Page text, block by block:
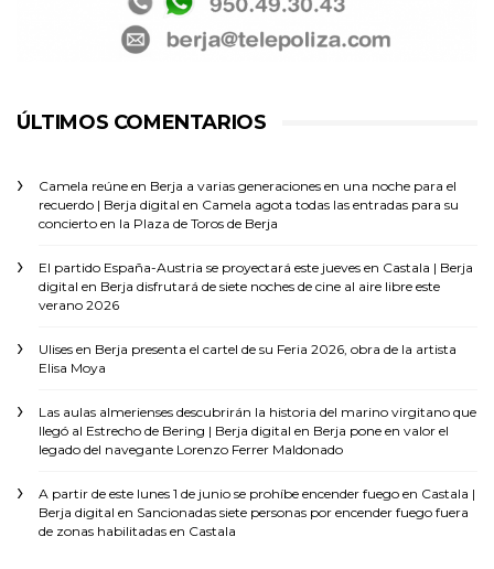
ÚLTIMOS COMENTARIOS
Camela reúne en Berja a varias generaciones en una noche para el
recuerdo | Berja digital en Camela agota todas las entradas para su
concierto en la Plaza de Toros de Berja
El partido España-Austria se proyectará este jueves en Castala | Berja
digital en Berja disfrutará de siete noches de cine al aire libre este
verano 2026
Ulises en Berja presenta el cartel de su Feria 2026, obra de la artista
Elisa Moya
Las aulas almerienses descubrirán la historia del marino virgitano que
llegó al Estrecho de Bering | Berja digital en Berja pone en valor el
legado del navegante Lorenzo Ferrer Maldonado
A partir de este lunes 1 de junio se prohíbe encender fuego en Castala |
Berja digital en Sancionadas siete personas por encender fuego fuera
de zonas habilitadas en Castala